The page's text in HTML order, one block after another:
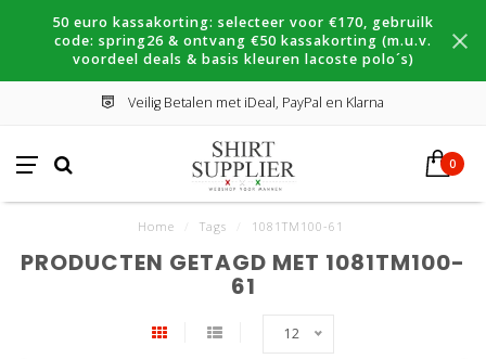
50 euro kassakorting: selecteer voor €170, gebruilk
code: spring26 & ontvang €50 kassakorting (m.u.v.
voordeel deals & basis kleuren lacoste polo´s)
Veilig Betalen met iDeal, PayPal en Klarna
0
Home Tags 1081TM100-61
PRODUCTEN GETAGD MET 1081TM100-
61
12